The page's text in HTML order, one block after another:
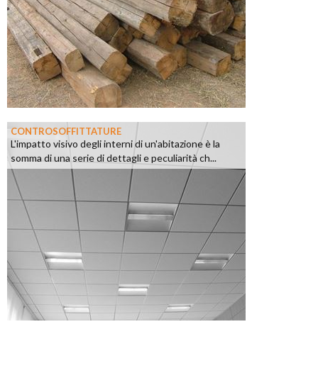
CONTROSOFFITTATURE
L'impatto visivo degli interni di un'abitazione è la
somma di una serie di dettagli e peculiarità ch...